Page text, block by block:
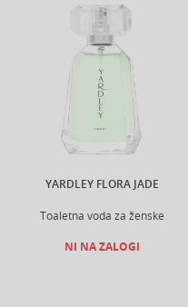
YARDLEY FLORA JADE
Toaletna voda za ženske
NI NA ZALOGI